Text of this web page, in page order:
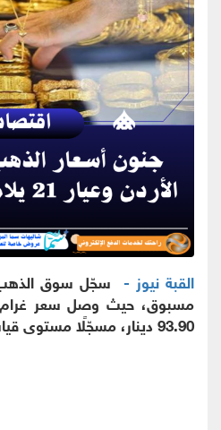
القبة نيوز - سجّل سوق الذهب
93.90 دينار، مسجّلًا مستوى قياسيًا جديدًا.